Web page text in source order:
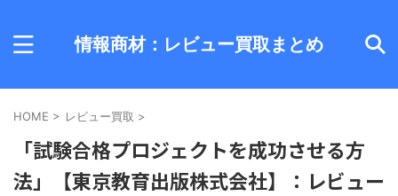
情報商材：レビュー買取まとめ
HOME > レビュー買取 >
「試験合格プロジェクトを成功させる方
法」【東京教育出版株式会社】：レビュー